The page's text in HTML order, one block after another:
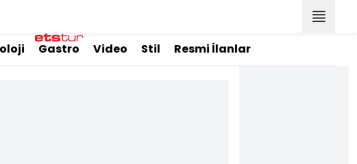
Gastro Video Stil Resmi İlanlar